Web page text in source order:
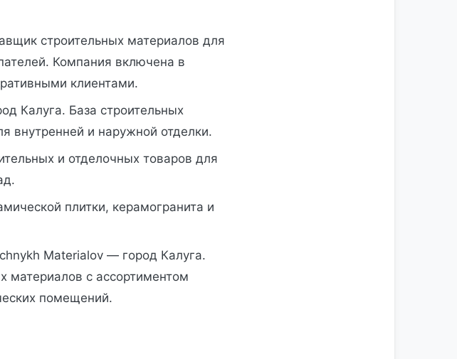
строительных материалов для
Компания включена в
клиентами.
Калуга. База строительных
внутренней и наружной отделки.
и отделочных товаров для
плитки, керамогранита и
Materialov — город Калуга.
материалов с ассортиментом
помещений.